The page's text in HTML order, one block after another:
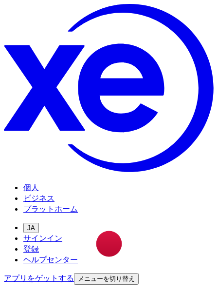
個人
ビジネス
プラットホーム
JA
サインイン
登録
ヘルプセンター
アプリをゲットする
メニューを切り替え